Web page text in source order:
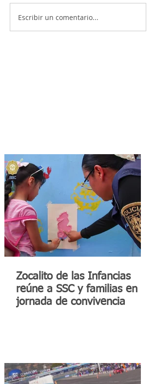
Escribir un comentario...
Zocalito de las Infancias
reúne a SSC y familias en
jornada de convivencia